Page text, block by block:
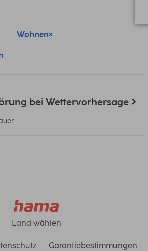
Wohnen
bei Wettervorhersage
Land wählen
Garantiebestimmungen